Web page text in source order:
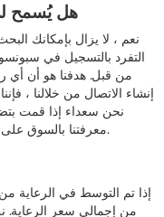
هل يُسمح
نعم ، لا يزال بإمكانك
التفرد بالتسجيل في
من قبل. هدفنا هو أن أي
إنشاء الاتصال من خلالنا ،
نحن سعداء إذا قمت
معرفتنا بالسوق على التفاوض بشأن صفقة رعاية أفضل وأكثر ربحًا.
من إجمالي سعر الرعاية.